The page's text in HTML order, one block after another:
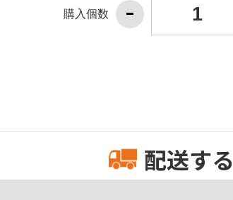
購入個数
配送する